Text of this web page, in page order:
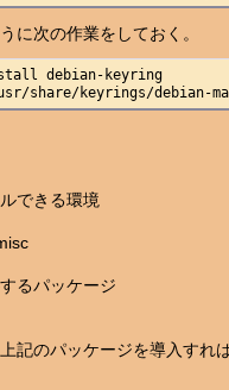
に次の作業をしておく。
debian-keyring
share/keyrings/debian-
できる環境
るパッケージ
パッケージを導入すれば